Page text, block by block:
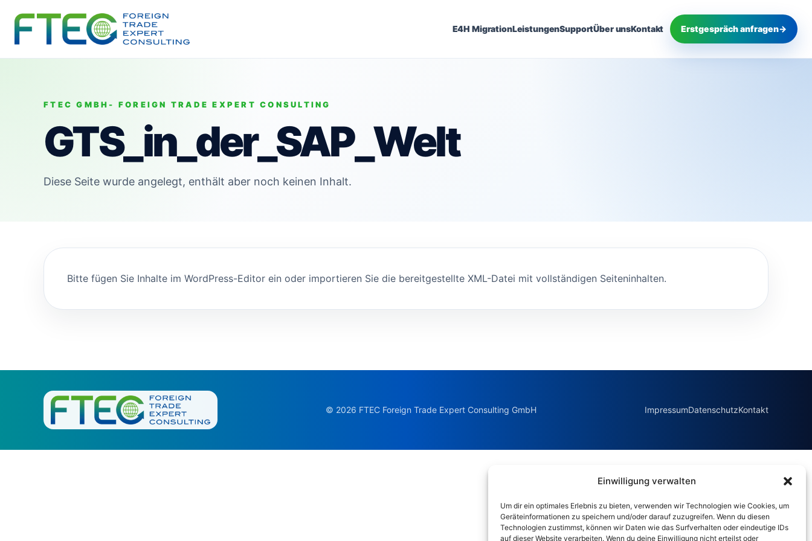
Einwilligung verwalten
Um dir ein optimales Erlebnis zu bieten, verwenden wir Technologien wie Cookies, um
Geräteinformationen zu speichern und/oder darauf zuzugreifen. Wenn du diesen
Technologien zustimmst, können wir Daten wie das Surfverhalten oder eindeutige IDs
auf dieser Website verarbeiten. Wenn du deine Einwilligung nicht erteilst oder
E4H MigrationLeistungenSupportÜber unsKontakt Erstgespräch anfragen→
FTEC GMBH- FOREIGN TRADE EXPERT CONSULTING
GTS_in_der_SAP_Welt
Diese Seite wurde angelegt, enthält aber noch keinen Inhalt.
Bitte fügen Sie Inhalte im WordPress-Editor ein oder importieren Sie die bereitgestellte XML-Datei mit vollständigen Seiteninhalten.
© 2026 FTEC Foreign Trade Expert Consulting GmbH ImpressumDatenschutzKontakt